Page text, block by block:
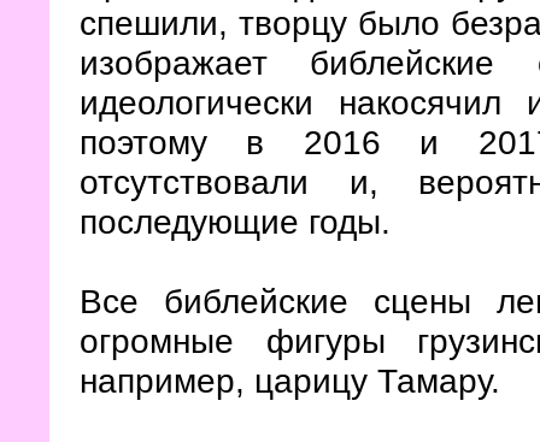
спешили, творцу было
изображает
идеологически
поэтому в 2016 и
отсутствовали и,
последующие годы.
Все библейские сцены
огромные фигуры
например, царицу Тамару.